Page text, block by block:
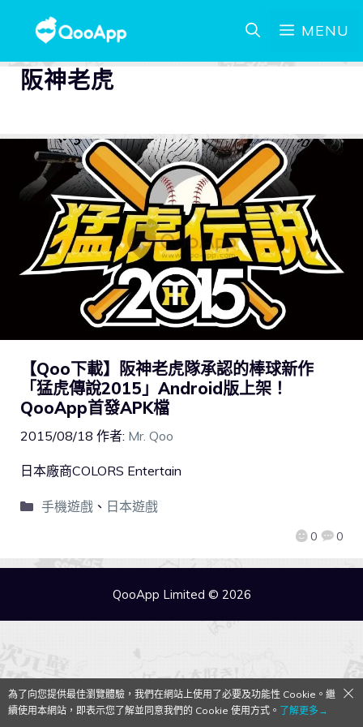
MENU
阪神老虎
【Qoo下載】阪神老虎隊承認的棒球新作
「猛虎傳說2015」Android版上架！
QooApp首發APK檔
2015/08/18 作者: Mr. Qoo
0 0
日本廠商COLORS Entertain
手機遊戲、 日本遊戲
QooApp Limited © 2026
為了向您提供最佳瀏覽體驗，我們在網站上使用了必要及功能性 Cookie。繼
續使用本網站，即表示您了解並同意我們的 Cookie 使用方式。 了解更多→